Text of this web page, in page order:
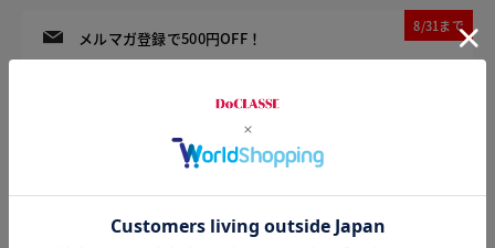
メルマガ登録で500円OFF！
8/31まで
LINEお友達登録で500円OFF！
アプリダウンロードで500円OFF！
カタログ無料プレゼント